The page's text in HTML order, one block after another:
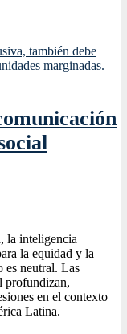
la inteligencia
la equidad y la
es neutral. Las
profundizan,
en el contexto
Latina.